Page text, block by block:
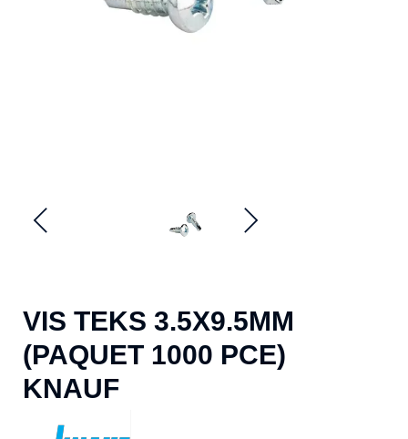
VIS TEKS 3.5X9.5MM
(PAQUET 1000 PCE)
KNAUF